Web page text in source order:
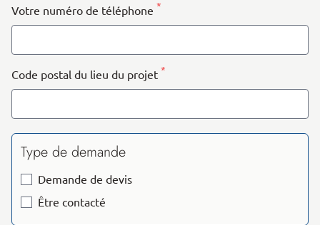
Votre numéro de téléphone *
Code postal du lieu du projet *
Type de demande
Demande de devis
Être contacté